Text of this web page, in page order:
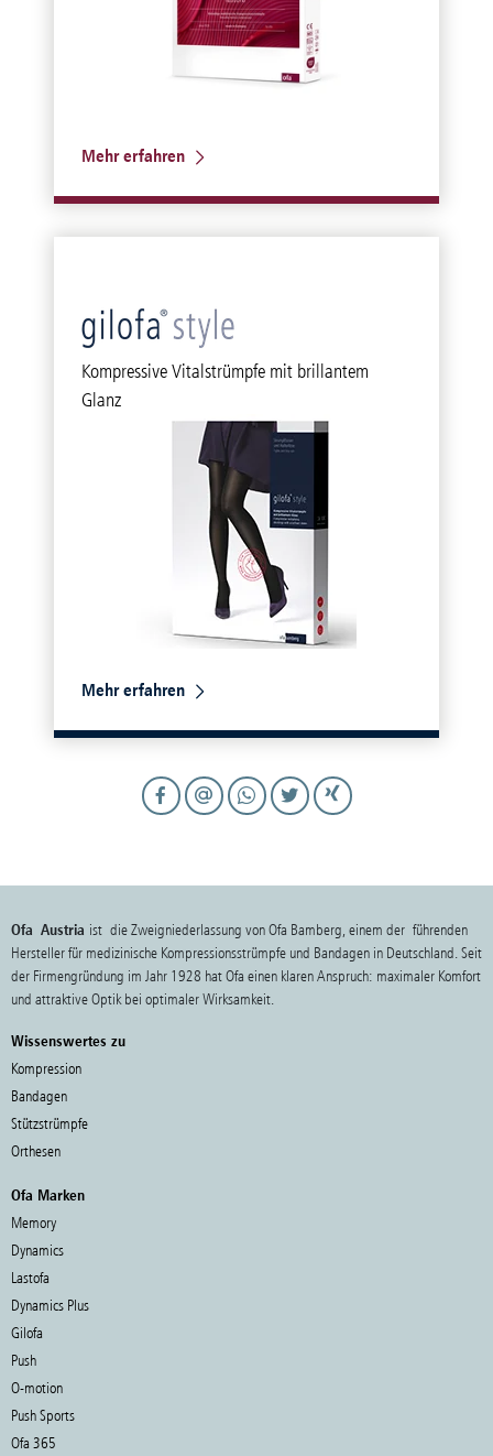
Mehr erfahren
Kompressive Vitalstrümpfe mit brillantem
Glanz
Mehr erfahren
Ofa Austria ist die Zweigniederlassung von Ofa Bamberg, einem der führenden
Hersteller für medizinische Kompressionsstrümpfe und Bandagen in Deutschland. Seit
der Firmengründung im Jahr 1928 hat Ofa einen klaren Anspruch: maximaler Komfort
und attraktive Optik bei optimaler Wirksamkeit.
Wissenswertes zu
Kompression
Bandagen
Stützstrümpfe
Orthesen
Ofa Marken
Memory
Dynamics
Lastofa
Dynamics Plus
Gilofa
Push
O-motion
Push Sports
Ofa 365